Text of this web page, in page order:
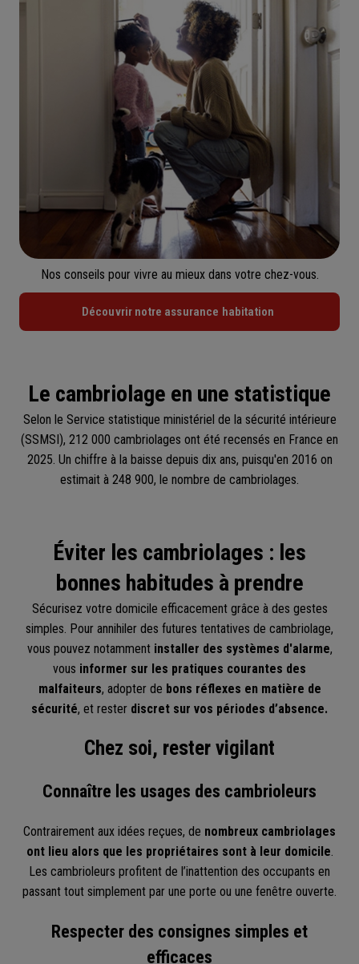
Nos conseils pour vivre au mieux dans votre chez-vous.
Découvrir notre assurance habitation
Le cambriolage en une statistique
Selon le Service statistique ministériel de la sécurité intérieure
(SSMSI), 212 000 cambriolages ont été recensés en France en
2025. Un chiffre à la baisse depuis dix ans, puisqu'en 2016 on
estimait à 248 900, le nombre de cambriolages.
Éviter les cambriolages : les
bonnes habitudes à prendre
Sécurisez votre domicile efficacement grâce à des gestes
simples. Pour annihiler des futures tentatives de cambriolage,
vous pouvez notamment installer des systèmes d'alarme,
vous informer sur les pratiques courantes des
malfaiteurs, adopter de bons réflexes en matière de
sécurité, et rester discret sur vos périodes d’absence.
Chez soi, rester vigilant
Connaître les usages des cambrioleurs
Contrairement aux idées reçues, de nombreux cambriolages
ont lieu alors que les propriétaires sont à leur domicile.
Les cambrioleurs profitent de l’inattention des occupants en
passant tout simplement par une porte ou une fenêtre ouverte.
Respecter des consignes simples et
efficaces